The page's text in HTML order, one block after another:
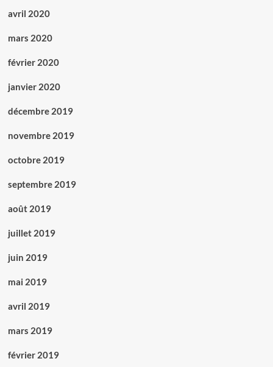
avril 2020
mars 2020
février 2020
janvier 2020
décembre 2019
novembre 2019
octobre 2019
septembre 2019
août 2019
juillet 2019
juin 2019
mai 2019
avril 2019
mars 2019
février 2019